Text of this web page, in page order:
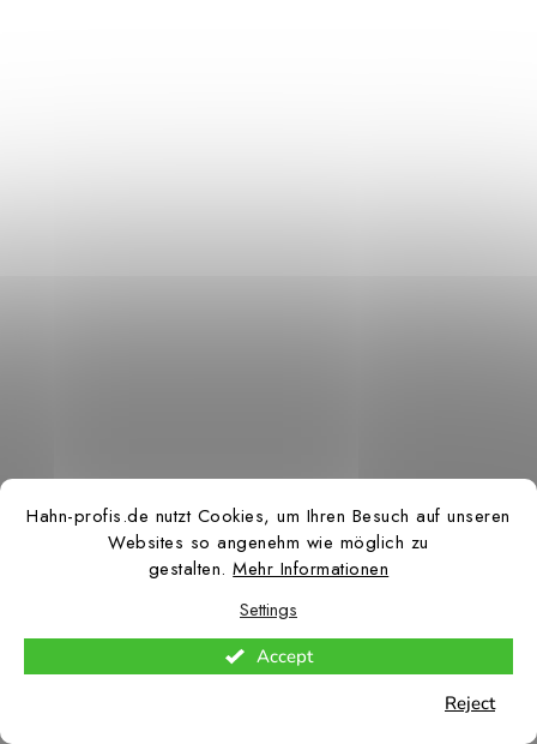
Hahn-profis.de nutzt Cookies, um Ihren Besuch auf unseren
Websites so angenehm wie möglich zu
gestalten.Mehr Informationen
Settings
Reject
Accept